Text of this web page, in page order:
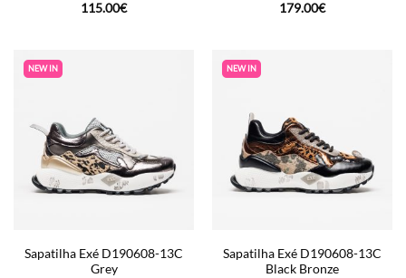
115.00€ 179.00€
NEW IN
Sapatilha Exé D190608-13C
Grey
NEW IN
Sapatilha Exé D190608-13C
Black Bronze